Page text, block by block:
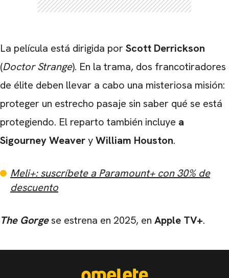
La película está dirigida por Scott Derrickson
(Doctor Strange). En la trama, dos francotiradores
de élite deben llevar a cabo una misteriosa misión:
proteger un estrecho pasaje sin saber qué se está
protegiendo. El reparto también incluye a
Sigourney WeaveryWilliam Houston.
Meli+: suscríbete a Paramount+ con 30% de
descuento
The Gorgese estrena en 2025, en Apple TV+.